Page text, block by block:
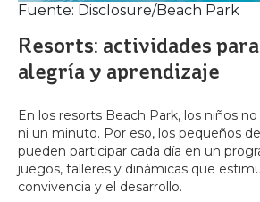
Fuente: Disclosure/Beach Park
Resorts: actividades
alegría y aprendizaje
En los resorts Beach Park, los niños
ni un minuto. Por eso, los pequeños
pueden participar cada día en un
juegos, talleres y dinámicas que
convivencia y el desarrollo.